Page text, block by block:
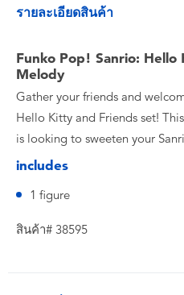
แกดเจ็ต
รายละเอียดสินค้า
Funko Pop! Sanrio:
Melody
Gather your friends and
Hello Kitty and Friends set!
is looking to sweeten your
includes
1 figure
สินค้า# 38595